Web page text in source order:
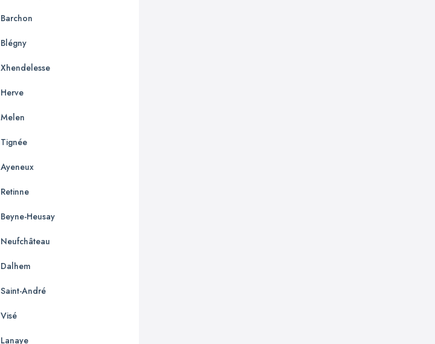
Barchon
Blégny
Xhendelesse
Herve
Melen
Tignée
Ayeneux
Retinne
Beyne-Heusay
Neufchâteau
Dalhem
Saint-André
Visé
Lanaye